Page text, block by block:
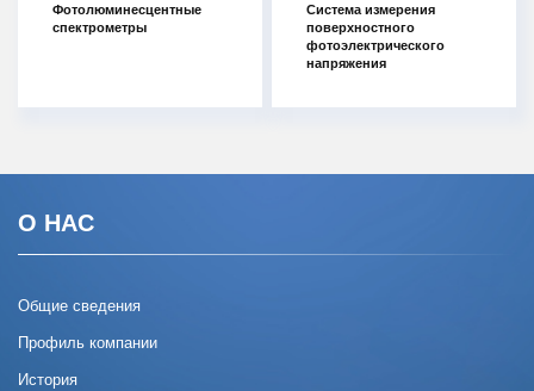
Фотолюминесцентные
спектрометры
Система измерения
поверхностного
фотоэлектрического
напряжения
О НАС
Общие сведения
Профиль компании
История